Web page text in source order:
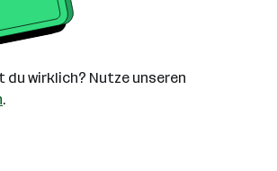
du wirklich? Nutze unseren
.